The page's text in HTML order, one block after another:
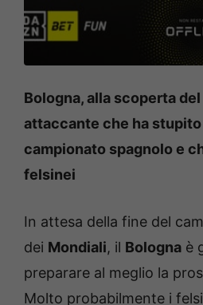
Bologna, alla scoperta
attaccante che ha
campionato spagnolo e
felsinei
In attesa della fine del
dei Mondiali, il Bologna è
preparare al meglio la
Molto probabilmente i